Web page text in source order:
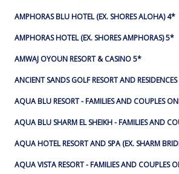
AMPHORAS BLU HOTEL (EX. SHORES ALOHA) 4*
AMPHORAS HOTEL (EX. SHORES AMPHORAS) 5*
AMWAJ OYOUN RESORT & CASINO 5*
ANCIENT SANDS GOLF RESORT AND
AQUA BLU RESORT - FAMILIES AND COUPLES
AQUA BLU SHARM EL SHEIKH - FAMILIES AND
AQUA HOTEL RESORT AND SPA (EX. SHARM
AQUA VISTA RESORT - FAMILIES AND COUPLES